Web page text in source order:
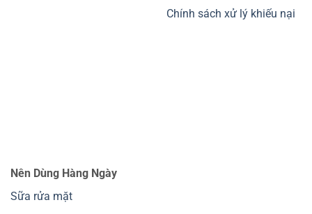
Chính sách xử lý khiếu nại
Nên Dùng Hàng Ngày
Sữa rửa mặt